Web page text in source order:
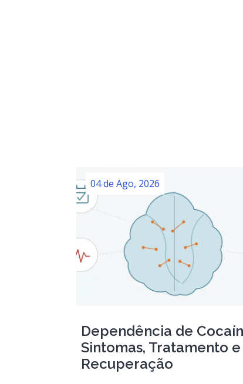
04 de Ago, 2026
Dependência de
Sintomas, Tratamento e
Recuperação